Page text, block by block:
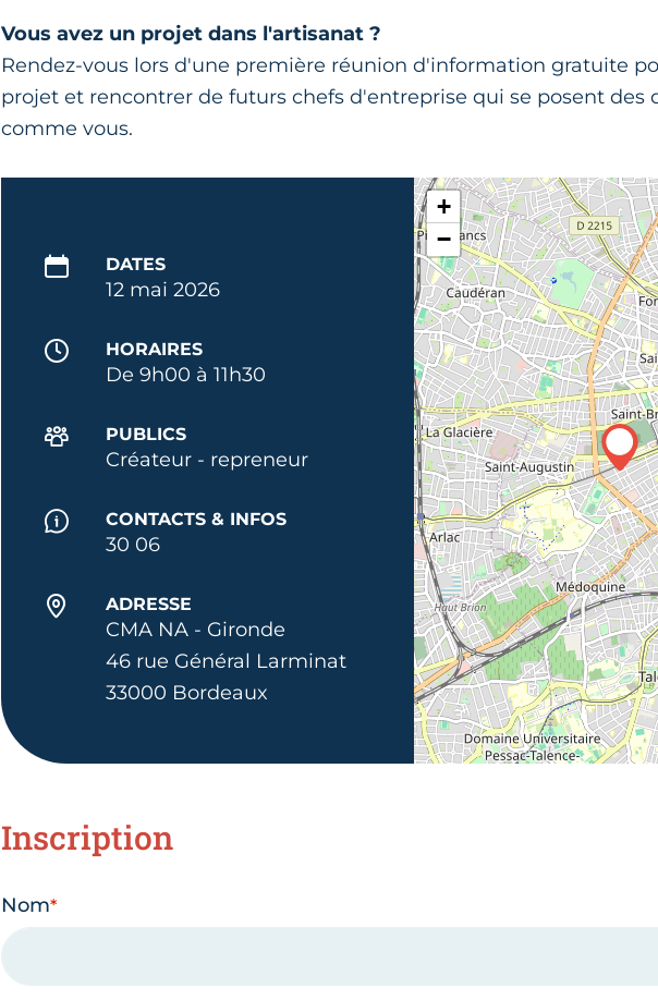
Vous avez un projet dans l'artisanat ?
Rendez-vous lors d'une première réunion d'information gratuite
projet et rencontrer de futurs chefs d'entreprise qui se posent des
comme vous.
DATES
12 mai 2026
HORAIRES
De 9h00 à 11h30
PUBLICS
Créateur - repreneur
CONTACTS & INFOS
30 06
ADRESSE
CMA NA - Gironde
46 rue Général Larminat
33000 Bordeaux
+
−
Inscription
Nom